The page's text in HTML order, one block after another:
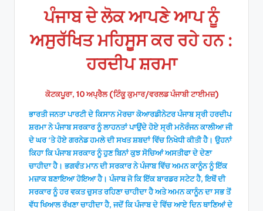
ਪੰਜਾਬ ਦੇ ਲੋਕ ਆਪਣੇ ਆਪ ਨੂੰ
ਅਸੁਰੱਖਿਤ ਮਹਿਸੂਸ ਕਰ ਰਹੇ ਹਨ :
ਹਰਦੀਪ ਸ਼ਰਮਾ
ਕੋਟਕਪੂਰਾ, 10 ਅਪ੍ਰੈਲ (ਟਿੰਕੂ ਕੁਮਾਰ/ਵਰਲਡ ਪੰਜਾਬੀ ਟਾਈਮਜ਼)
ਭਾਰਤੀ ਜਨਤਾ ਪਾਰਟੀ ਦੇ ਕਿਸਾਨ ਮੋਰਚਾ ਕੋਆਰਡੀਨੇਟਰ ਪੰਜਾਬ ਸ੍ਰੀ ਹਰਦੀਪ
ਸ਼ਰਮਾ ਨੇ ਪੰਜਾਬ ਸਰਕਾਰ ਨੂੰ ਲਾਹਨਤਾਂ ਪਾਉਂਦੇ ਹੋਏ ਸ੍ਰੀ ਮਨੋਰੰਜਨ ਕਾਲੀਆ ਜੀ
ਦੇ ਘਰ ‘ਤੇ ਹੋਏ ਗਰਨੇਡ ਹਮਲੇ ਦੀ ਸਖਤ ਸ਼ਬਦਾਂ ਵਿੱਚ ਨਿਖੇਧੀ ਕੀਤੀ ਹੈ। ਉਹਨਾਂ
ਕਿਹਾ ਕਿ ਪੰਜਾਬ ਸਰਕਾਰ ਨੂੰ ਹੁਣ ਬਿਨਾਂ ਕੁਝ ਸੋਚਿਆਂ ਅਸਤੀਫਾ ਦੇ ਦੇਣਾ
ਚਾਹੀਦਾ ਹੈ। ਭਗਵੰਤ ਮਾਨ ਦੀ ਸਰਕਾਰ ਨੇ ਪੰਜਾਬ ਵਿੱਚ ਅਮਨ ਕਾਨੂੰਨ ਨੂੰ ਇੱਕ
ਮਜ਼ਾਕ ਬਣਾਇਆ ਹੋਇਆ ਹੈ। ਪੰਜਾਬ ਜੋ ਕਿ ਇੱਕ ਬਾਰਡਰ ਸਟੇਟ ਹੈ, ਇਥੋਂ ਦੀ
ਸਰਕਾਰ ਨੂੰ ਹਰ ਵਕਤ ਚੁਸਤ ਰਹਿਣਾ ਚਾਹੀਦਾ ਹੈ ਅਤੇ ਅਮਨ ਕਾਨੂੰਨ ਦਾ ਸਭ ਤੋਂ
ਵੱਧ ਖਿਆਲ ਰੱਖਣਾ ਚਾਹੀਦਾ ਹੈ, ਜਦੋਂ ਕਿ ਪੰਜਾਬ ਦੇ ਵਿੱਚ ਆਏ ਦਿਨ ਥਾਣਿਆਂ ਦੇ